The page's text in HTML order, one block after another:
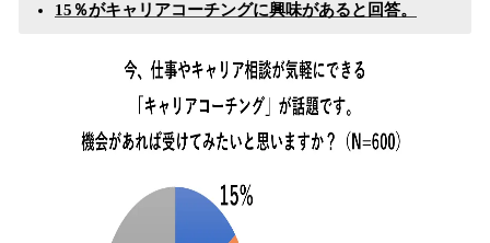
15％がキャリアコーチングに興味があると回答。